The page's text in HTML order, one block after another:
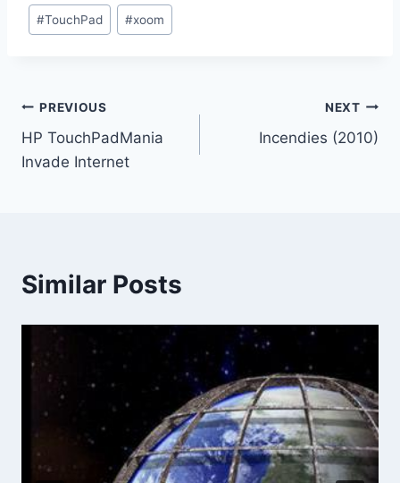
#TouchPad #xoom
Post
navigation
PREVIOUS
HP TouchPadMania
Invade Internet
NEXT
Incendies (2010)
Similar Posts